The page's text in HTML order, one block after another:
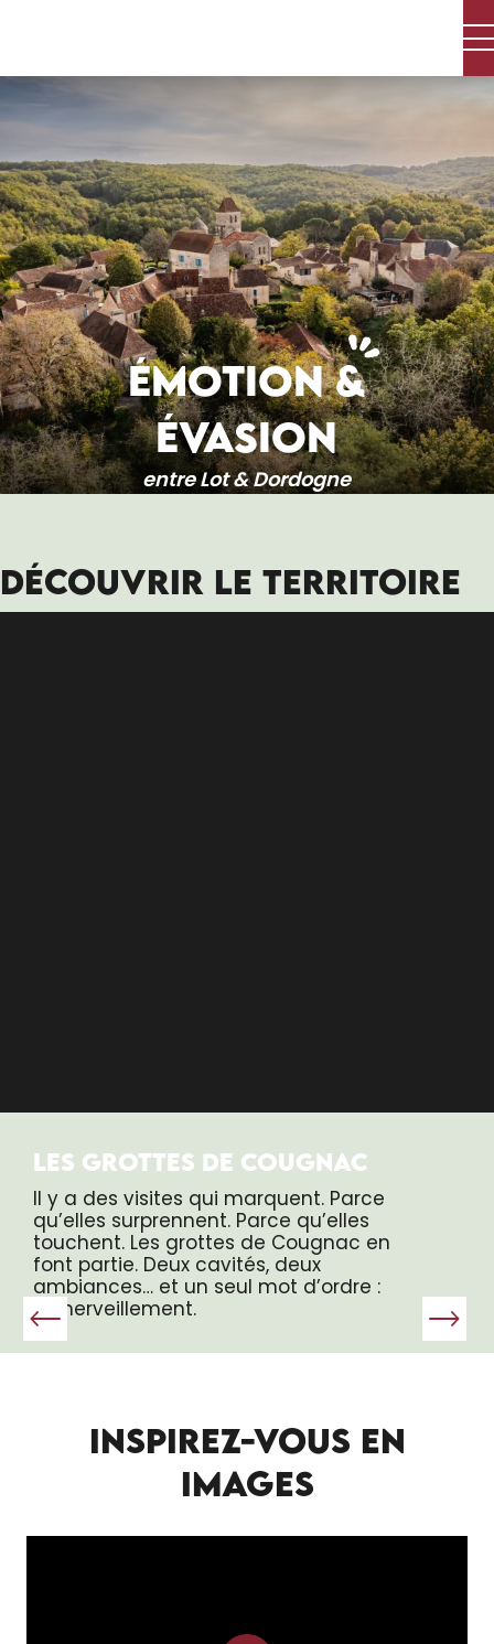
ÉMOTION &
ÉVASION
entre Lot & Dordogne
DÉCOUVRIR LE TERRITOIRE
LES GROTTES DE COUGNAC
Il y a des visites qui marquent. Parce
qu’elles surprennent. Parce qu’elles
touchent. Les grottes de Cougnac en
font partie. Deux cavités, deux
ambiances… et un seul mot d’ordre :
l’émerveillement.
INSPIREZ-VOUS EN
IMAGES